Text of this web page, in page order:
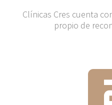
Clínicas Cres cuenta
propio de